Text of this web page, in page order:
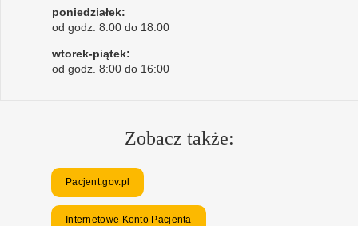
poniedziałek:
od godz. 8:00 do 18:00
wtorek-piątek:
od godz. 8:00 do 16:00
Zobacz także:
Pacjent.gov.pl
Internetowe Konto Pacjenta